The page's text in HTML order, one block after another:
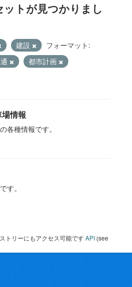
トが見つかりまし
建設
フォーマット:
都市計画
情報
各種情報です。
す。
トリーにもアクセス可能ですAPI (see